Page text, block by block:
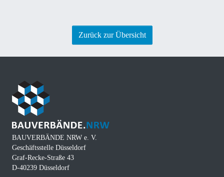
Zurück zur Übersicht
BAUVERBÄNDE NRW e. V.
Geschäftsstelle Düsseldorf
Graf-Recke-Straße 43
D-40239 Düsseldorf